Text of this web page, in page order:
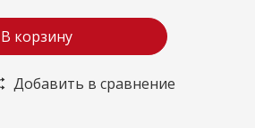
В корзину
Добавить в сравнение